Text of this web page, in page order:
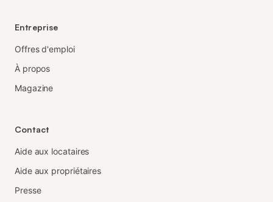
Entreprise
Offres d'emploi
À propos
Magazine
Contact
Aide aux locataires
Aide aux propriétaires
Presse